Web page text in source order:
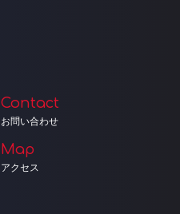
Contact
お問い合わせ
Map
アクセス